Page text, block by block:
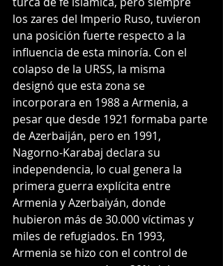
los zares del Imperio Ruso, tuvieron
una posición fuerte respecto a la
influencia de esta minoría. Con el
colapso de la URSS, la misma
designó que esta zona se
incorporara en 1988 a Armenia, a
pesar que desde 1921 formaba parte
de Azerbaiján, pero en 1991,
Nagorno-Karabaj declara su
independencia, lo cual genera la
primera guerra explícita entre
Armenia y Azerbaiyán, donde
hubieron más de 30.000 víctimas y
miles de refugiados. En 1993,
Armenia se hizo con el control de